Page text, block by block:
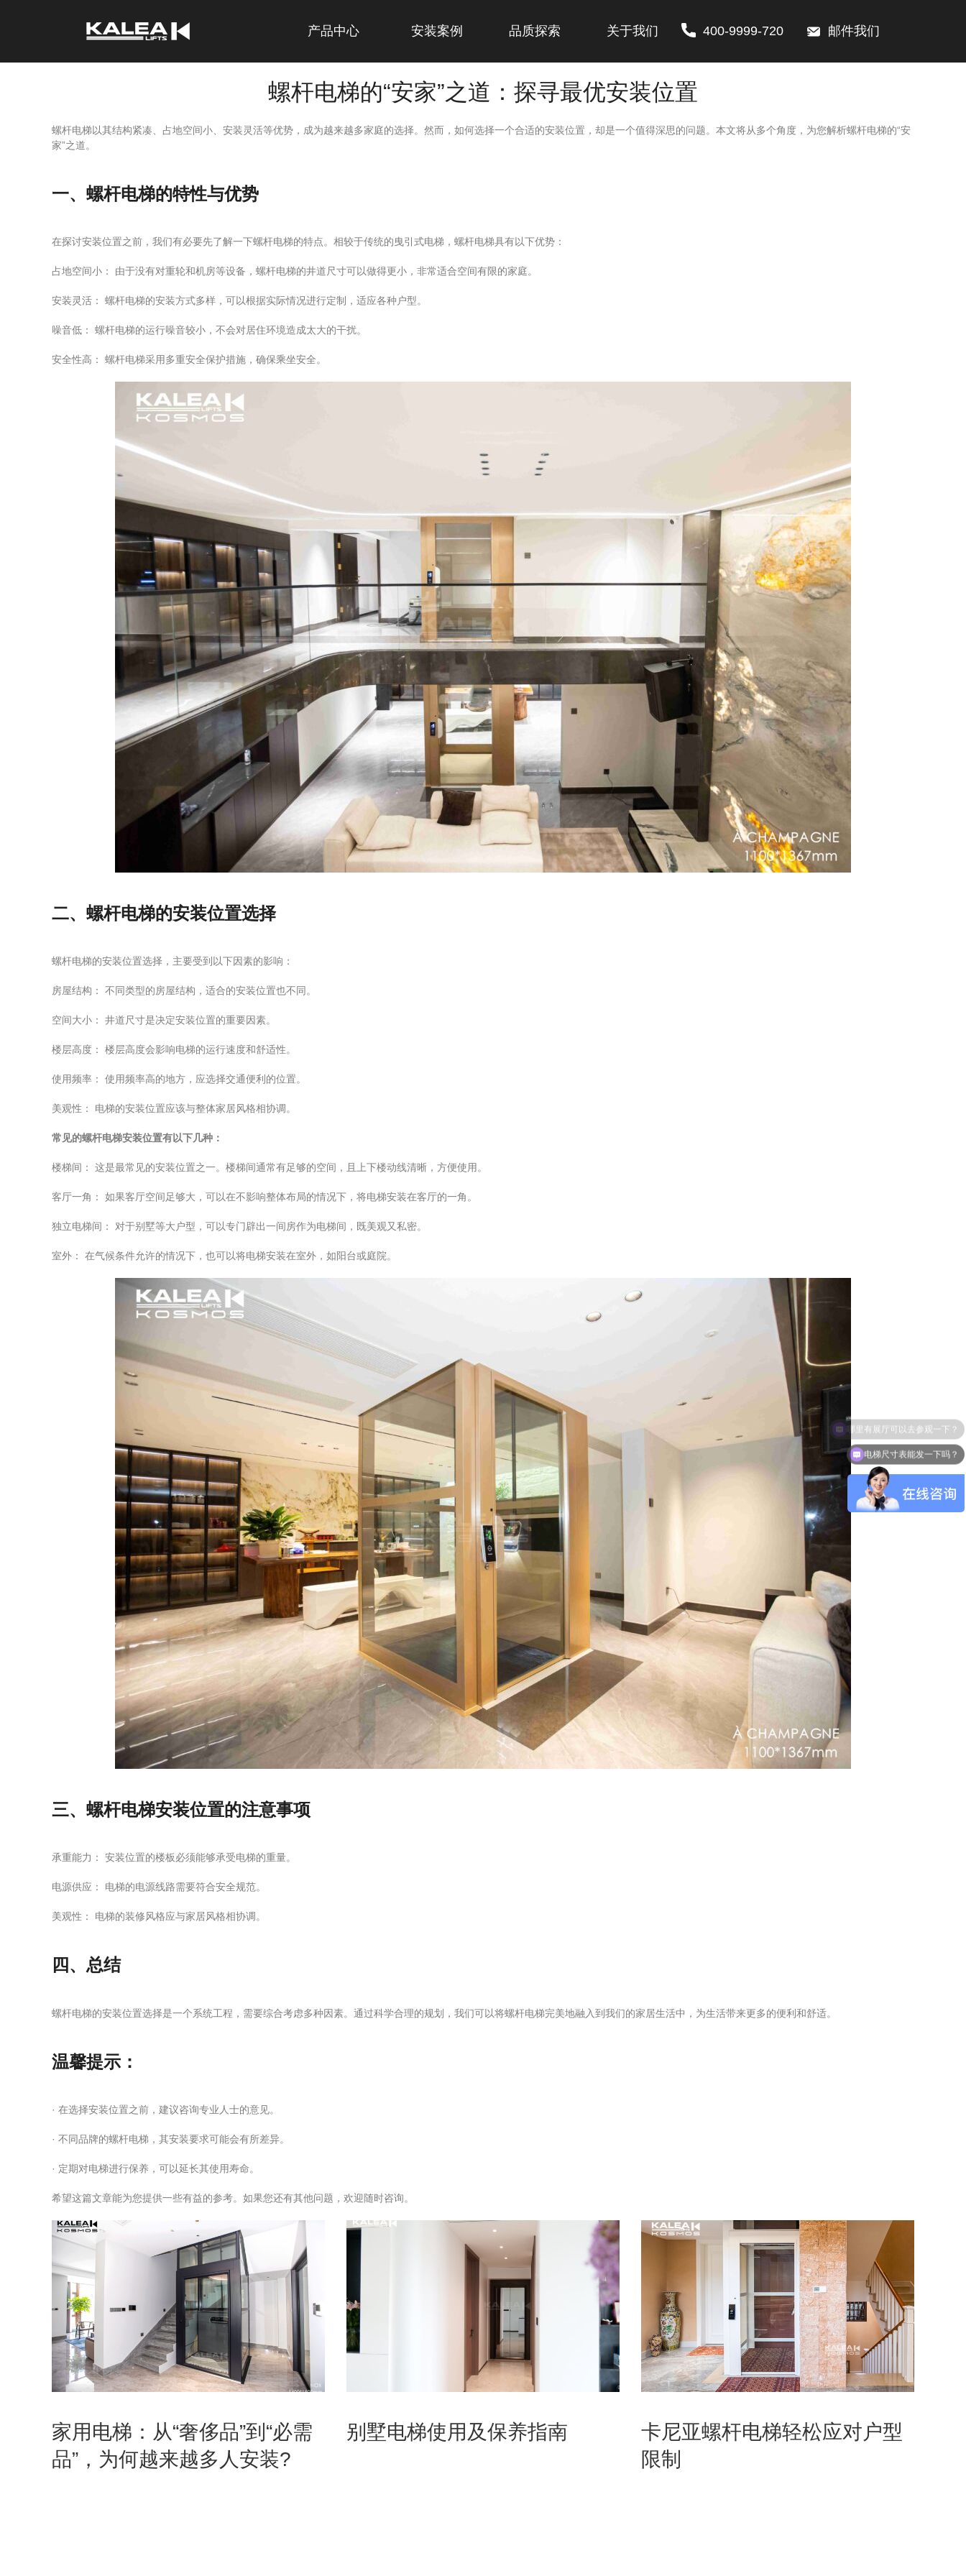
产品中心 安装案例 品质探索 关于我们 400-9999-720 邮件我们
螺杆电梯的“安家”之道：探寻最优安装位置
螺杆电梯以其结构紧凑、占地空间小、安装灵活等优势，成为越来越多家庭的选择。然而，如何选择一个合适的安装位置，却是一个值得深思的问题。本文将从多个角度，为您解析螺杆电梯的“安
家”之道。
一、螺杆电梯的特性与优势
在探讨安装位置之前，我们有必要先了解一下螺杆电梯的特点。相较于传统的曳引式电梯，螺杆电梯具有以下优势：
占地空间小： 由于没有对重轮和机房等设备，螺杆电梯的井道尺寸可以做得更小，非常适合空间有限的家庭。
安装灵活： 螺杆电梯的安装方式多样，可以根据实际情况进行定制，适应各种户型。
噪音低： 螺杆电梯的运行噪音较小，不会对居住环境造成太大的干扰。
安全性高： 螺杆电梯采用多重安全保护措施，确保乘坐安全。
二、螺杆电梯的安装位置选择
螺杆电梯的安装位置选择，主要受到以下因素的影响：
房屋结构： 不同类型的房屋结构，适合的安装位置也不同。
空间大小： 井道尺寸是决定安装位置的重要因素。
楼层高度： 楼层高度会影响电梯的运行速度和舒适性。
使用频率： 使用频率高的地方，应选择交通便利的位置。
美观性： 电梯的安装位置应该与整体家居风格相协调。
常见的螺杆电梯安装位置有以下几种：
楼梯间： 这是最常见的安装位置之一。楼梯间通常有足够的空间，且上下楼动线清晰，方便使用。
客厅一角： 如果客厅空间足够大，可以在不影响整体布局的情况下，将电梯安装在客厅的一角。
独立电梯间： 对于别墅等大户型，可以专门辟出一间房作为电梯间，既美观又私密。
室外： 在气候条件允许的情况下，也可以将电梯安装在室外，如阳台或庭院。
三、螺杆电梯安装位置的注意事项
承重能力： 安装位置的楼板必须能够承受电梯的重量。
电源供应： 电梯的电源线路需要符合安全规范。
美观性： 电梯的装修风格应与家居风格相协调。
四、总结
螺杆电梯的安装位置选择是一个系统工程，需要综合考虑多种因素。通过科学合理的规划，我们可以将螺杆电梯完美地融入到我们的家居生活中，为生活带来更多的便利和舒适。
温馨提示：
· 在选择安装位置之前，建议咨询专业人士的意见。
· 不同品牌的螺杆电梯，其安装要求可能会有所差异。
· 定期对电梯进行保养，可以延长其使用寿命。
希望这篇文章能为您提供一些有益的参考。如果您还有其他问题，欢迎随时咨询。
家用电梯：从“奢侈品”到“必需
品”，为何越来越多人安装?
别墅电梯使用及保养指南
卡尼亚螺杆电梯轻松应对户型
限制
电梯尺寸表能发一下吗？